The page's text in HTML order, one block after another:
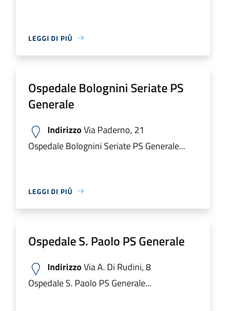
LEGGI DI PIÙ
Ospedale Bolognini Seriate PS
Generale
IndirizzoVia Paderno, 21
Ospedale Bolognini Seriate PS Generale...
LEGGI DI PIÙ
Ospedale S. Paolo PS Generale
IndirizzoVia A. Di Rudini, 8
Ospedale S. Paolo PS Generale...